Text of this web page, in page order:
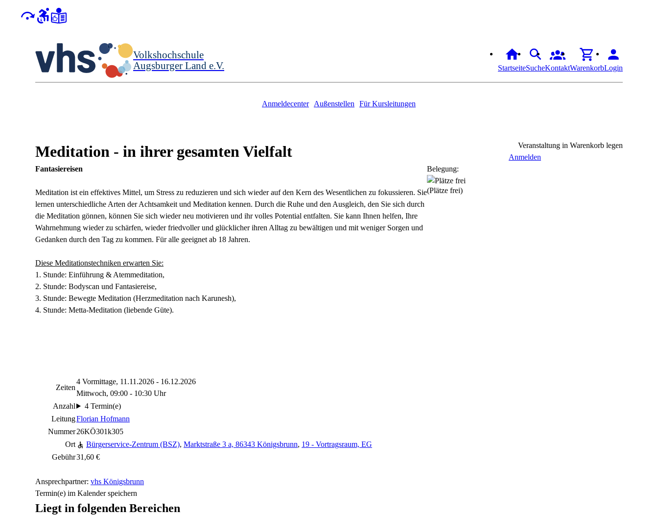
Volkshochschule
Augsburger Land e.V.
StartseiteSucheKontaktWarenkorbLogin
Anmeldecenter Außenstellen Für Kursleitungen
Meditation - in ihrer gesamten Vielfalt
Fantasiereisen
Meditation ist ein effektives Mittel, um Stress zu reduzieren und sich wieder auf den Kern des Wesentlichen zu fokussieren. Sie
lernen unterschiedliche Arten der Achtsamkeit und Meditation kennen. Durch die Ruhe und den Ausgleich, den Sie sich durch
die Meditation gönnen, können Sie sich wieder neu motivieren und ihr volles Potential entfalten. Sie kann Ihnen helfen, Ihre
Wahrnehmung wieder zu schärfen, wieder friedvoller und glücklicher ihren Alltag zu bewältigen und mit weniger Sorgen und
Gedanken durch den Tag zu kommen. Für alle geeignet ab 18 Jahren.
Diese Meditationstechniken erwarten Sie:
1. Stunde: Einführung & Atemmeditation,
2. Stunde: Bodyscan und Fantasiereise,
3. Stunde: Bewegte Meditation (Herzmeditation nach Karunesh),
4. Stunde: Metta-Meditation (liebende Güte).
Zeiten
4 Vormittage, 11.11.2026 - 16.12.2026
Mittwoch, 09:00 - 10:30 Uhr
Anzahl
4 Termin(e)
LeitungFlorian Hofmann
Nummer26KÖ301k305
Ort
Bürgerservice-Zentrum (BSZ), Marktstraße 3 a, 86343 Königsbrunn, 19 - Vortragsraum, EG
Gebühr31,60 €
Ansprechpartner: vhs Königsbrunn
Veranstaltung in Warenkorb legen
Anmelden
Belegung:
(Plätze frei)
Termin(e) im Kalender speichern
Liegt in folgenden Bereichen